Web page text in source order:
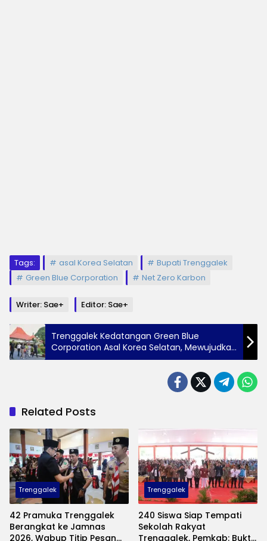
Tags: asal Korea Selatan
Bupati Trenggalek
Green Blue Corporation
Net Zero Karbon
Writer: Sae+ Editor: Sae+
Trenggalek Kedatangan Green Blue
Corporation Asal Korea Selatan, Mewujudkan
Visi Pemerintah Net Zero Karbon
Related Posts
Trenggalek
42 Pramuka Trenggalek
Berangkat ke Jamnas
2026, Wabup Titip Pesan
Trenggalek
240 Siswa Siap Tempati
Sekolah Rakyat
Trenggalek, Pemkab: Bukti